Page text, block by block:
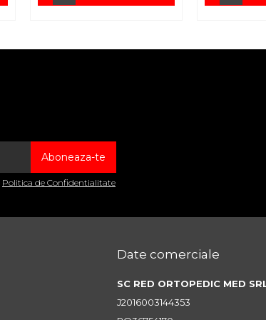
Politica de Confidentialitate
Date comerciale
SC RED ORTOPEDIC MED
J2016003144353